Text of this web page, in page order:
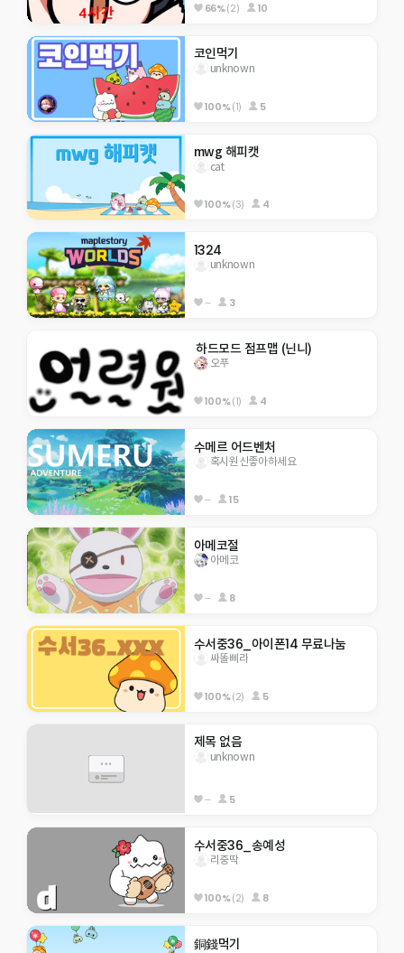
66%(2) 10
코인먹기
unknown
100%(1) 5
mwg 해피캣
cat
100%(3) 4
1324
unknown
-- 3
하드모드 점프맵 (닌니)
오푸
100%(1) 4
수메르 어드벤처
혹시원신좋아하세요
-- 15
아메코절
아메코
-- 8
수서중36_아이폰14 무료나눔
싸똘삐라
100%(2) 5
제목 없음
unknown
-- 5
수서중36_송예성
리중딱
100%(2) 8
銅錢먹기